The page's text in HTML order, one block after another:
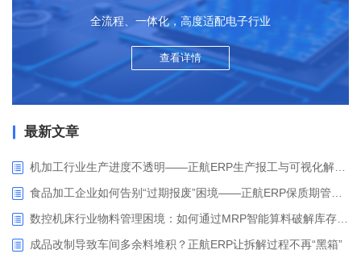
全流程、一体化，高度适配电子行业
查看详情
最新文章
成品改制导致车间多余料堆积？正航ERP让拆解过程不再“黑箱”